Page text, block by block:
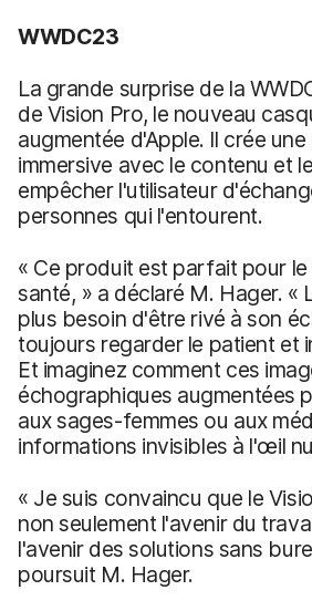
WWDC23
La grande surprise de la
de Vision Pro, le nouveau
augmentée d'Apple. Il crée
immersive avec le contenu et
empêcher l'utilisateur
personnes qui l'entourent.
« Ce produit est parfait pour
santé, » a déclaré M. Hager. «
plus besoin d'être rivé à son
toujours regarder le patient et
Et imaginez comment ces
échographiques augmentées
aux sages-femmes ou aux
informations invisibles à l'œil
« Je suis convaincu que le
non seulement l'avenir du
l'avenir des solutions sans
poursuit M. Hager.